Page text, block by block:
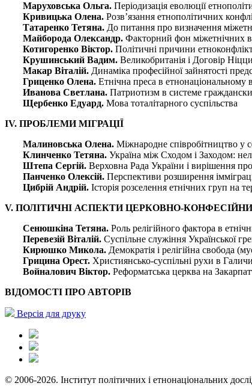
Маруховська Ольга. Періодизація еволюції
Кривицька Олена. Розв’язання етнополітичних
Татаренко Тетяна. До питання про визначення
Майборода Олександр. Факторний фон міжетнічних
Котигоренко Віктор. Політичні причини
Крушинський Вадим. Великобританія і Договір
Макар Віталій. Динаміка професійної зайнятості
Гриценко Олена. Етнічна преса в етнонаціональному
Иванова Светлана. Патриотизм в системе
Щербенко Едуард. Мова тоталітарного суспільства
IV. ПРОБЛЕМИ МІГРАЦІЇ
Малиновська Олена. Міжнародне співробітництво у
Клинченко Тетяна. Україна між Сходом і Заходом:
Штепа Сергій. Верховна Рада України і вирішення
Панченко Олексій. Перспективи розширення
Цибрій Андрій. Історія розселення етнічних груп на
V. ПОЛІТИЧНІ АСПЕКТИ ЦЕРКОВНО-
Сенюшкіна Тетяна. Роль релігійного фактора в
Перевезій Віталій. Суспільне служіння Української
Кирюшко Микола. Демократія і релігійна свобода
Грицина Орест. Християнсько-суспільні рухи в
Войналович Віктор. Реформатська церква на
ВІДОМОСТІ ПРО АВТОРІВ
Версія для друку
© 2006-2026. Інститут політичних і етнонаціональних